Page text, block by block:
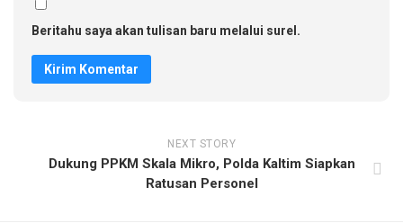
Beritahu saya akan tulisan baru melalui surel.
NEXT STORY
Dukung PPKM Skala Mikro, Polda Kaltim Siapkan
Ratusan Personel